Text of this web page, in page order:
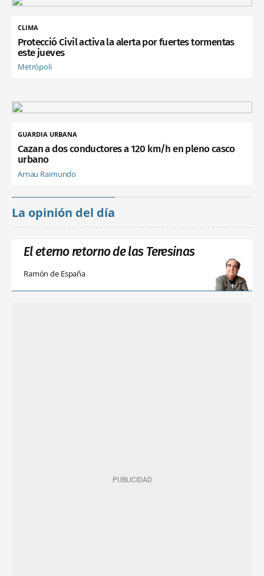
CLIMA
Protecció Civil activa la alerta por fuertes tormentas
este jueves
Metrópoli
GUARDIA URBANA
Cazan a dos conductores a 120 km/h en pleno casco
urbano
Arnau Raimundo
La opinión del día
El eterno retorno de las Teresinas
Ramón de España